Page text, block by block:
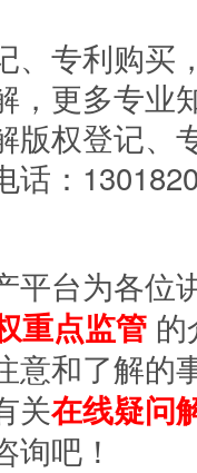
、专利购买
，更多专业
版权登记、
话：
平台为各位
重点监管
意和了解的
关在线疑问
吧！